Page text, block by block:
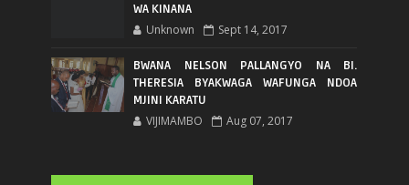
WA KINANA
Unknown Sept 14, 2017
BWANA NELSON PALLANGYO NA BI.
THERESIA BYAKWAGA WAFUNGA NDOA
MJINI KARATU
VIJIMAMBO Aug 07, 2017